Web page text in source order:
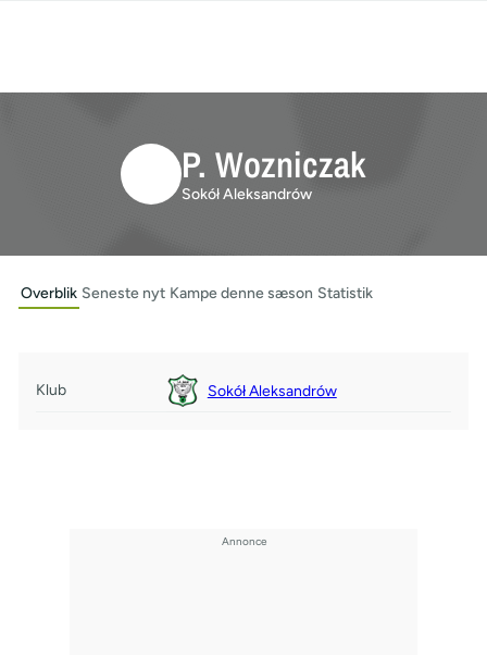
P. Wozniczak
Sokół Aleksandrów
Overblik Seneste nyt Kampe denne sæson Statistik
Klub Sokół Aleksandrów